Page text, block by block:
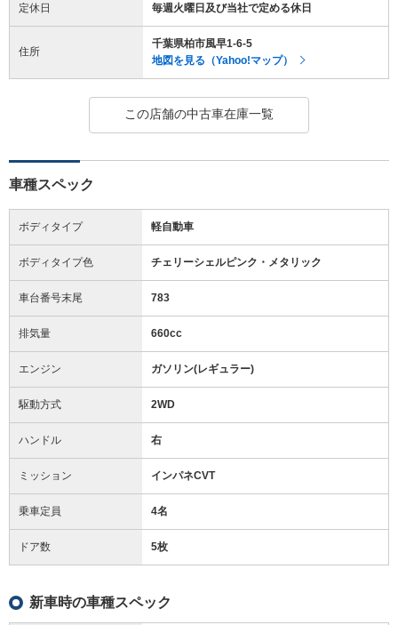
定休日 毎週火曜日及び当社で定める休日
住所
千葉県柏市風早1-6-5
地図を見る（Yahoo!マップ）
この店舗の中古車在庫一覧
車種スペック
ボディタイプ 軽自動車
ボディタイプ色 チェリーシェルピンク・メタリック
車台番号末尾 783
排気量 660cc
エンジン ガソリン(レギュラー)
駆動方式 2WD
ハンドル 右
ミッション インパネCVT
乗車定員 4名
ドア数 5枚
新車時の車種スペック